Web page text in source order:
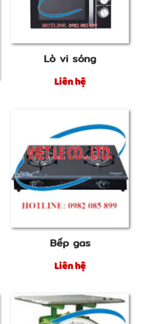
Lò vi sóng
Liên hệ
Bếp gas
Liên hệ